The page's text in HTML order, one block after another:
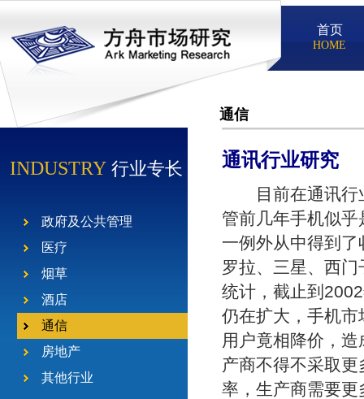
首页
HOME
通信
INDUSTRY 行业专长
政府及公共管理
医疗
烟草
酒店
通信
房地产
其他行业
通讯行业研究
目前在通讯行业
管前几年手机似乎
一例外从中得到
罗拉、三星、西
统计，截止到
仍在扩大，手机
用户竟相降价，
产商不得不采取
率，生产商需要